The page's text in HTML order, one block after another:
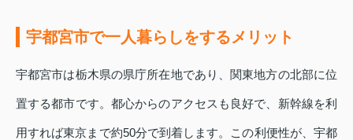
宇都宮市で一人暮らしをするメリット
宇都宮市は栃木県の県庁所在地であり、関東地方の北部に位
置する都市です。都心からのアクセスも良好で、新幹線を利
用すれば東京まで約50分で到着します。この利便性が、宇都